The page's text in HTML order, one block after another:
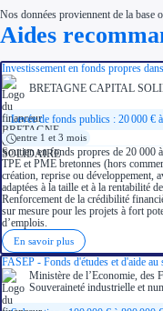
Nos données proviennent de la base
Aides
Investissement en fonds propres
BRETAGNE CAPITAL
Levée de fonds publics : 20 000 €
entre 1 et 3 mois
Soutien en fonds propres de 20 000
TPE et PME bretonnes (hors
création, reprise ou développement,
adaptées à la taille et à la rentabilité
Renforcement de la crédibilité
sur mesure pour les projets à fort
d’emplois.
En savoir plus
FASEP - Fonds d'études et d'aide au
Ministère de l’Economie, des
Souveraineté industrielle et